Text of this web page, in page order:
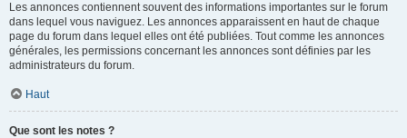
Les annonces contiennent souvent des informations importantes sur le forum
dans lequel vous naviguez. Les annonces apparaissent en haut de chaque
page du forum dans lequel elles ont été publiées. Tout comme les annonces
générales, les permissions concernant les annonces sont définies par les
administrateurs du forum.
Haut
Que sont les notes ?